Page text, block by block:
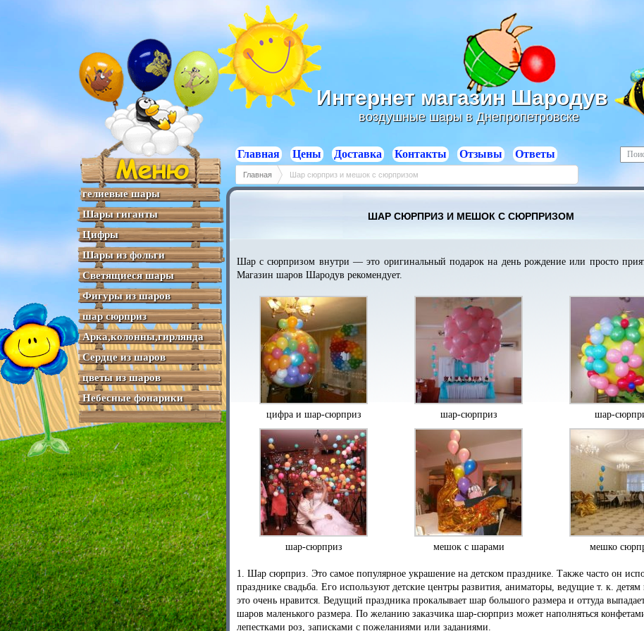
Интернет магазин Шародув
воздушные шары в Днепропетровске
Главная Цены Доставка Контакты Отзывы Ответы
Главная Шар сюрприз и мешок с сюрпризом
Отзывы
Отзывы
Отзывы
Отзывы
ШАР СЮРПРИЗ И МЕШОК С СЮРПРИЗОМ
Шар с сюрпризом внутри — это оригинальный подарок на день рождение или просто
Магазин шаров Шародув рекомендует.
цифра и шар-сюрприз шар-сюрприз шар-
шар-сюрприз мешок с шарами мешко
1. Шар сюрприз. Это самое популярное украшение на детском празднике. Также часто он
празднике свадьба. Его используют детские центры развития, аниматоры, ведущие т. к.
это очень нравится. Ведущий праздника прокалывает шар большого размера и оттуда
шаров маленького размера. По желанию заказчика шар-сюрприз может наполняться
лепестками роз, записками с пожеланиями или заданиями.
гелиевые шары
Шары гиганты
Цифры
Шары из фольги
Светящиеся шары
Фигуры из шаров
шар сюрприз
Арка,колонны,гирлянда
Сердце из шаров
цветы из шаров
Небесные фонарики